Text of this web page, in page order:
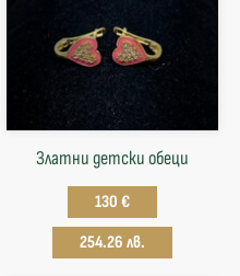
Златни детски обеци
130 €
254.26 лв.